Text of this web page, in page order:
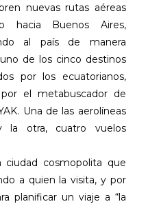
nuevas rutas aéreas
hacia Buenos Aires,
al país de manera
de los cinco destinos
por los ecuatorianos,
el metabuscador de
Una de las aerolíneas
la otra, cuatro vuelos
cosmopolita que
a quien la visita, y por
planificar un viaje a “la